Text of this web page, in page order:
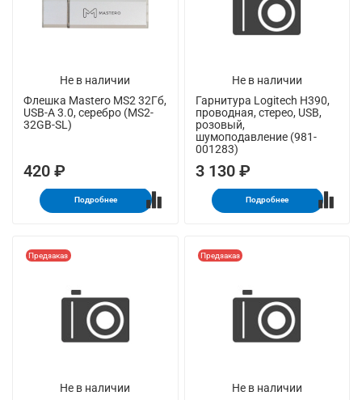
Не в наличии
Флешка Mastero MS2 32Гб,
USB-A 3.0, серебро (MS2-
32GB-SL)
420 ₽
Подробнее
Не в наличии
Гарнитура Logitech H390,
проводная, стерео, USB,
розовый,
шумоподавление (981-
001283)
3 130 ₽
Подробнее
Не в наличии
Предзаказ
Не в наличии
Предзаказ